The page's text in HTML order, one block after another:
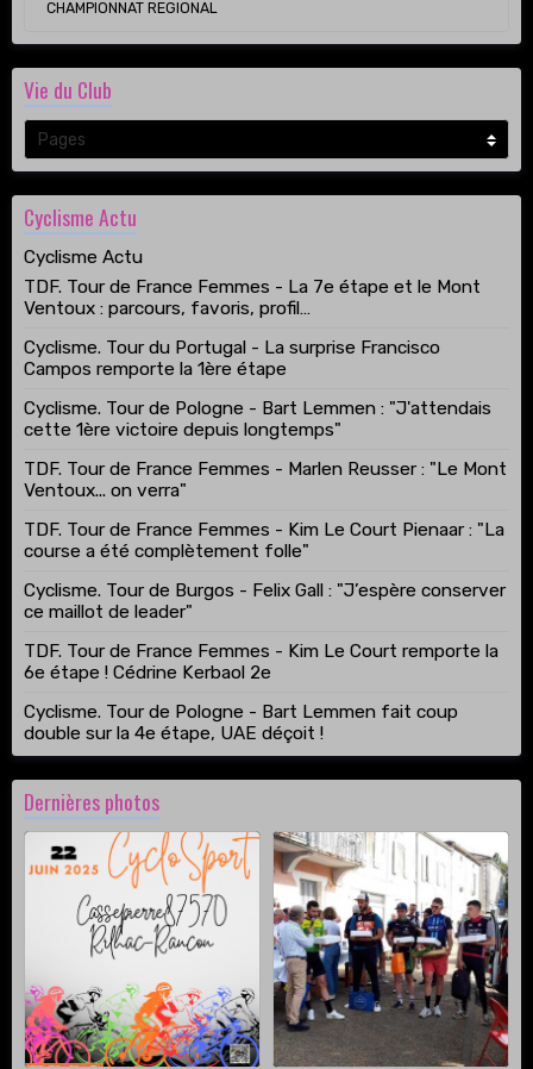
CHAMPIONNAT REGIONAL
Vie du Club
Cyclisme Actu
Cyclisme Actu
TDF. Tour de France Femmes - La 7e étape et le Mont
Ventoux : parcours, favoris, profil…
Cyclisme. Tour du Portugal - La surprise Francisco
Campos remporte la 1ère étape
Cyclisme. Tour de Pologne - Bart Lemmen : "J'attendais
cette 1ère victoire depuis longtemps"
TDF. Tour de France Femmes - Marlen Reusser : "Le Mont
Ventoux... on verra"
TDF. Tour de France Femmes - Kim Le Court Pienaar : "La
course a été complètement folle"
Cyclisme. Tour de Burgos - Felix Gall : "J’espère conserver
ce maillot de leader"
TDF. Tour de France Femmes - Kim Le Court remporte la
6e étape ! Cédrine Kerbaol 2e
Cyclisme. Tour de Pologne - Bart Lemmen fait coup
double sur la 4e étape, UAE déçoit !
Dernières photos